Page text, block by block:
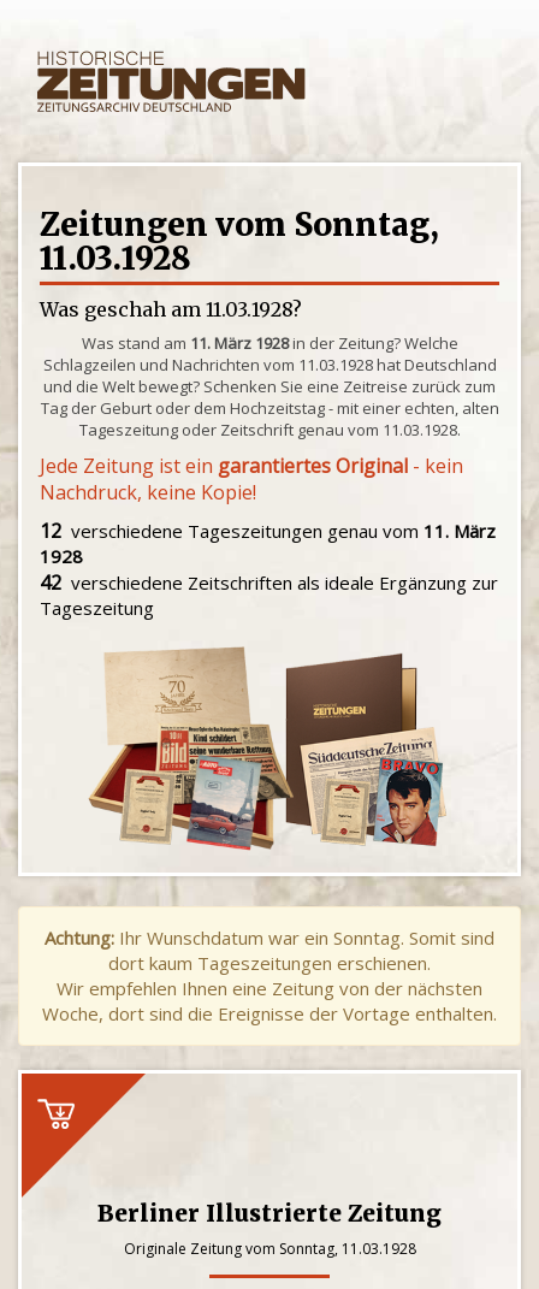
Zeitungen vom Sonntag,
11.03.1928
Was geschah am 11.03.1928?
Was stand am 11. März 1928in der Zeitung? Welche
Schlagzeilen und Nachrichten vom 11.03.1928 hat Deutschland
und die Welt bewegt? Schenken Sie eine Zeitreise zurück zum
Tag der Geburt oder dem Hochzeitstag - mit einer echten, alten
Tageszeitung oder Zeitschrift genau vom 11.03.1928.
Jede Zeitung ist ein garantiertes Original - kein
Nachdruck, keine Kopie!
12 verschiedene Tageszeitungen genau vom 11. März
1928
42 verschiedene Zeitschriften als ideale Ergänzung zur
Tageszeitung
Achtung: Ihr Wunschdatum war ein Sonntag. Somit sind
dort kaum Tageszeitungen erschienen.
Wir empfehlen Ihnen eine Zeitung von der nächsten
Woche, dort sind die Ereignisse der Vortage enthalten.
Berliner Illustrierte Zeitung
Originale Zeitung vom Sonntag, 11.03.1928